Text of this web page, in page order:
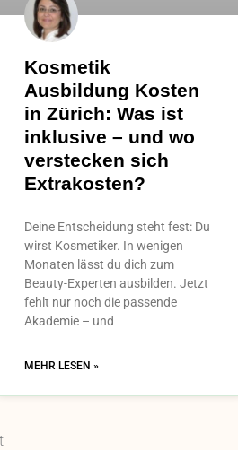
Kosmetik
Ausbildung Kosten
in Zürich: Was ist
inklusive – und wo
verstecken sich
Extrakosten?
Deine Entscheidung steht fest: Du
wirst Kosmetiker. In wenigen
Monaten lässt du dich zum
Beauty-Experten ausbilden. Jetzt
fehlt nur noch die passende
Akademie – und
MEHR LESEN »